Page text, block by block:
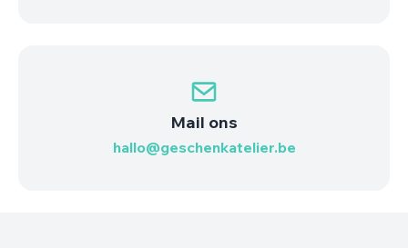
Mail ons
hallo@geschenkatelier.be